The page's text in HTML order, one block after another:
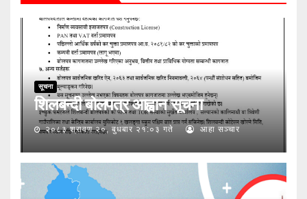
सूचना
शिलबन्दी बोलपत्र आह्वान सूचना
२०८३ श्रावण २०, बुधबार २१:०३ गते आहा सञ्चार